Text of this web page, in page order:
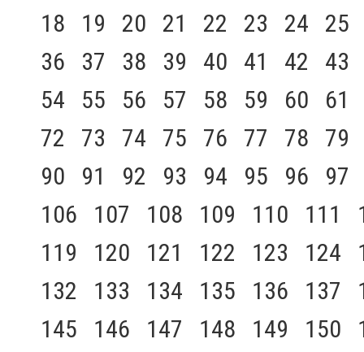
18
19 20 21 22 23 24
25
36
37 38 39 40 41 42
43
54
55 56 57 58 59 60
61
72
73 74 75 76 77 78
79
90
91 92 93 94 95 96
97
106
107 108 109 110 111
119
120 121 122 123 124
132
133 134 135 136 137
145
146 147 148 149 150